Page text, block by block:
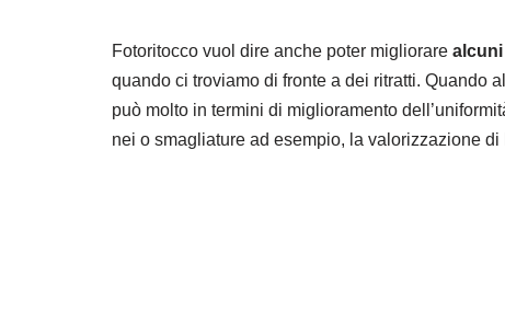
Fotoritocco vuol dire anche poter migliorare
quando ci troviamo di fronte a dei ritratti. Quando
può molto in termini di miglioramento
nei o smagliature ad esempio, la valorizzazione